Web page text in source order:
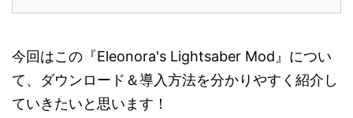
今回はこの『Eleonora's Lightsaber Mod』につい
て、ダウンロード＆導入方法を分かりやすく紹介し
ていきたいと思います！